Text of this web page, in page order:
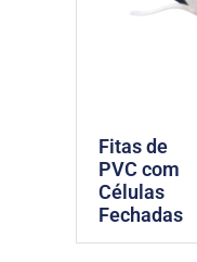
Fitas de
PVC com
Células
Fechadas